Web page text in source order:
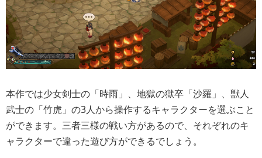
本作では少女剣士の「時雨」、地獄の獄卒「沙羅」、獣人
武士の「竹虎」の3人から操作するキャラクターを選ぶこと
ができます。三者三様の戦い方があるので、それぞれのキ
ャラクターで違った遊び方ができるでしょう。